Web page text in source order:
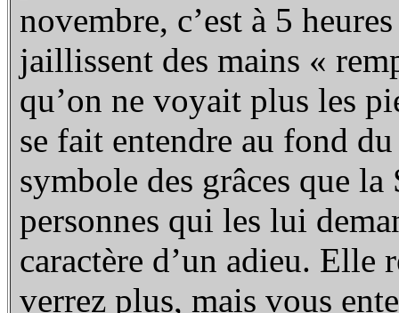
novembre, c’est à 5
jaillissent des mains «
qu’on ne voyait plus les
se fait entendre au fond
symbole des grâces que
personnes qui les lui
caractère d’un adieu. Elle
verrez plus, mais vous